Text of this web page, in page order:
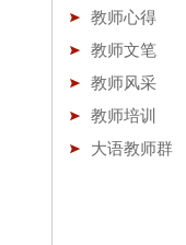
教师心得
教师文笔
教师风采
教师培训
大语教师群